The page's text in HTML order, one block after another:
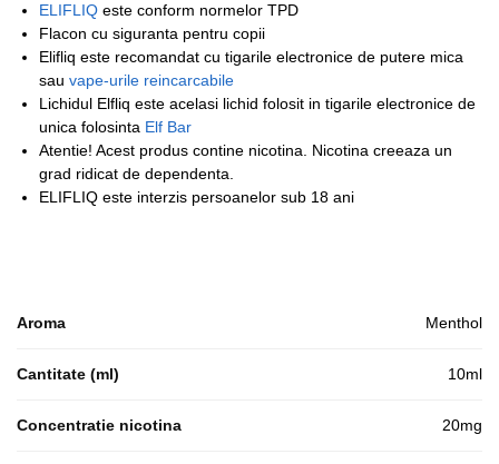
ELIFLIQ este conform normelor TPD
Flacon cu siguranta pentru copii
Elifliq este recomandat cu tigarile electronice de putere mica
sau vape-urile reincarcabile
Lichidul Elfliq este acelasi lichid folosit in tigarile electronice de
unica folosinta Elf Bar
Atentie! Acest produs contine nicotina. Nicotina creeaza un
grad ridicat de dependenta.
ELIFLIQ este interzis persoanelor sub 18 ani
Aroma Menthol
Cantitate (ml) 10ml
Concentratie nicotina 20mg